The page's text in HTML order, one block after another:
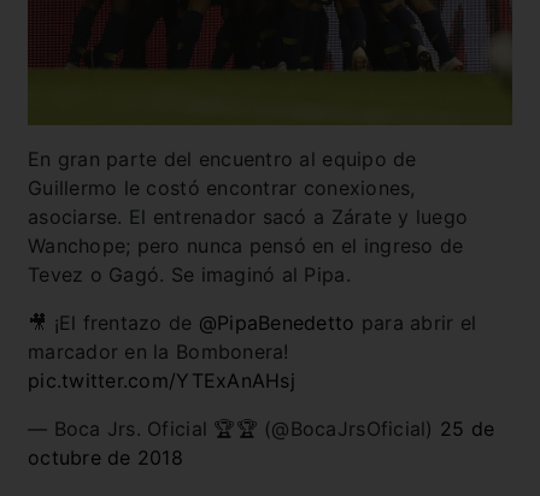
En gran parte del encuentro al equipo de
Guillermo le costó encontrar conexiones,
asociarse. El entrenador sacó a Zárate y luego
Wanchope; pero nunca pensó en el ingreso de
Tevez o Gagó. Se imaginó al Pipa.
🎥 ¡El frentazo de @PipaBenedetto para abrir el
marcador en la Bombonera!
pic.twitter.com/YTExAnAHsj
— Boca Jrs. Oficial 🏆🏆 (@BocaJrsOficial) 25 de
octubre de 2018